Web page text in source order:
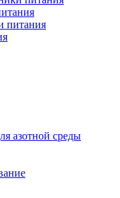
питания
азотной среды